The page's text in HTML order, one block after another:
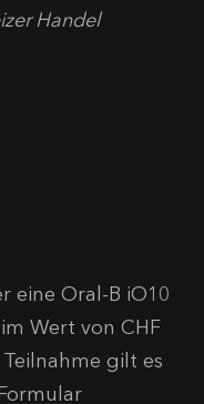
Handel
eine Oral-B iO10
Wert von CHF
Teilnahme gilt es